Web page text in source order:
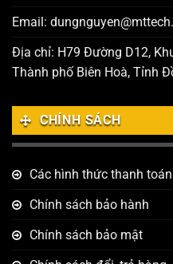
Email:
Địa chỉ: H79 Đường D12,
Thành phố Biên Hoà, Tỉnh
CHÍNH SÁCH
Các hình thức thanh toán
Chính sách bảo hành
Chính sách bảo mật